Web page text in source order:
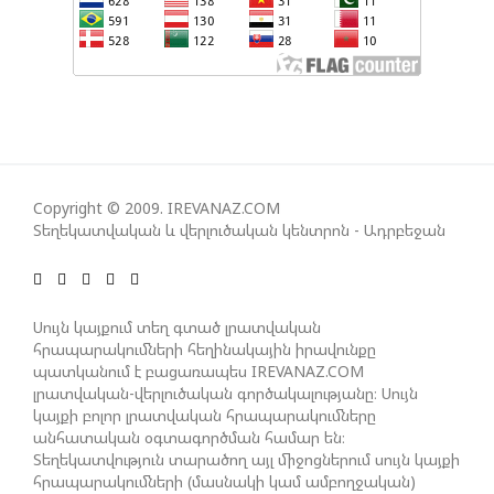
ԻՐԱԿԱՆԱՑՈՒՄԸ
ՄԻԽԵԻԼ ԿԱՎԵԼԱՇՎԻԼԻ. ԱԴՐԲԵՋԱՆԸ, ԹՈՒՐՔԻԱՆ,
ԿԵՆՏՐՈՆԱԿԱՆ ԱՍԻԱՅԻ ԵՐԿՐՆԵՐԸ ԵՎ
ՉԻՆԱՍՏԱՆԸ ԲԱՐՁՐ ԵՆ ԳՆԱՀԱՏՈՒՄ ՎՐԱՍՏԱՆԻ
ՉԵՉԵԼԱՇՎԻԼԻՆ ԱԴՐԲԵՋԱՆ-ԳԵՐՄԱՆԻԱ ԵՐԿԿՈՂՄ
ՌԱԶՄԱՎԱՐԱԿԱՆ ԳՈՐԾԸՆԿԵՐՈՒԹՅԱՆ ՄԱՍԻՆ
ՈՒԿՐԱԻՆԱՅՈՒՄ ԱԴՐԲԵՋԱՆԱԿԱՆ ՍՓՅՈՒՌՔԻ
Copyright © 2009. IREVANAZ.COM
Տեղեկատվական և վերլուծական կենտրոն - Ադրբեջան
Սույն կայքում տեղ գտած լրատվական
հրապարակումների հեղինակային իրավունքը
պատկանում է բացառապես IREVANAZ.COM
լրատվական-վերլուծական գործակալությանը։ Սույն
կայքի բոլոր լրատվական հրապարակումները
անհատական օգտագործման համար են։
Տեղեկատվություն տարածող այլ միջոցներում սույն կայքի
հրապարակումների (մասնակի կամ ամբողջական)